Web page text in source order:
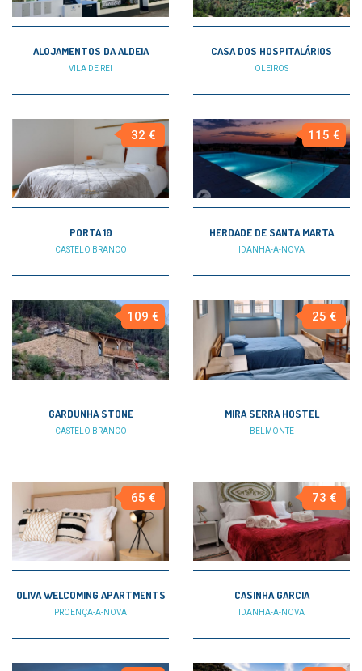
ALOJAMENTOS DA ALDEIA
VILA DE REI
CASA DOS HOSPITALÁRIOS
OLEIROS
32 €
PORTA 10
CASTELO BRANCO
115 €
HERDADE DE SANTA MARTA
IDANHA-A-NOVA
109 €
GARDUNHA STONE
CASTELO BRANCO
25 €
MIRA SERRA HOSTEL
BELMONTE
65 €
OLIVA WELCOMING APARTMENTS
PROENÇA-A-NOVA
73 €
CASINHA GARCIA
IDANHA-A-NOVA